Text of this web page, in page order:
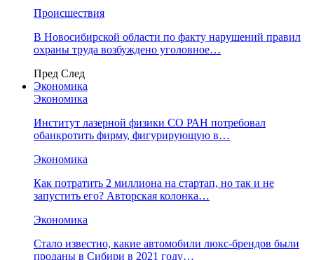
Происшествия
В Новосибирской области по факту нарушений правил
охраны труда возбуждено уголовное…
Пред След
Экономика
Экономика
Институт лазерной физики СО РАН потребовал
обанкротить фирму, фигурирующую в…
Экономика
Как потратить 2 миллиона на стартап, но так и не
запустить его? Авторская колонка…
Экономика
Стало известно, какие автомобили люкс-брендов были
проданы в Сибири в 2021 году…